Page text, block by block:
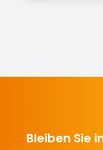
Bleiben Sie